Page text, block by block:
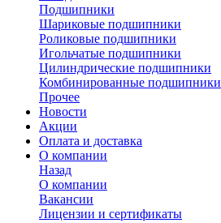
Подшипники
Шариковые подшипники
Роликовые подшипники
Игольчатые подшипники
Цилиндрические подшипники
Комбинированные подшипники
Прочее
Новости
Акции
Оплата и доставка
О компании
Назад
О компании
Вакансии
Лицензии и сертификаты